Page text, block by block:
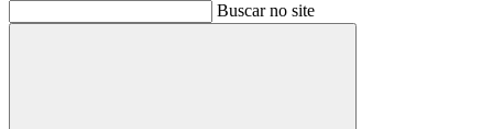
Buscar no site